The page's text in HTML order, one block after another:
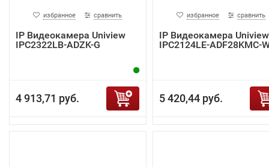
избранное сравнить
IP Видеокамера Uniview
IPC2322LB-ADZK-G
4 913,71 руб.
избранное сравнить
IP Видеокамера Uniview
IPC2124LE-ADF28KMC-
5 420,44 руб.